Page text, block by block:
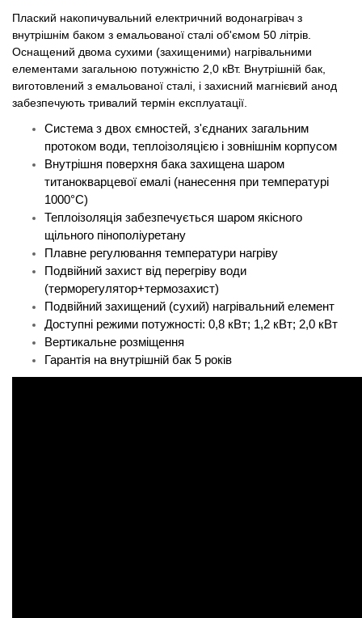
Плаский накопичувальний електричний водонагрівач з
внутрішнім баком з емальованої сталі об'ємом 50 літрів.
Оснащений двома сухими (захищеними) нагрівальними
елементами загальною потужністю 2,0 кВт. Внутрішній бак,
виготовлений з емальованої сталі, і захисний магнієвий анод
забезпечують тривалий термін експлуатації.
Система з двох ємностей, з'єднаних загальним
протоком води, теплоізоляцією і зовнішнім корпусом
Внутрішня поверхня бака захищена шаром
титанокварцевої емалі (нанесення при температурі
1000°C)
Теплоізоляція забезпечується шаром якісного
щільного пінополіуретану
Плавне регулювання температури нагріву
Подвійний захист від перегріву води
(терморегулятор+термозахист)
Подвійний захищений (сухий) нагрівальний елемент
Доступні режими потужності: 0,8 кВт; 1,2 кВт; 2,0 кВт
Вертикальне розміщення
Гарантія на внутрішній бак 5 років